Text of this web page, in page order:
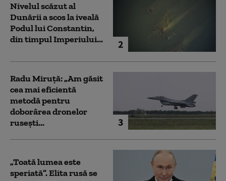
2
Nivelul scăzut al
Dunării a scos la iveală
Podul lui Constantin,
din timpul Imperiului...
3
Radu Miruță: „Am găsit
cea mai eficientă
metodă pentru
doborârea dronelor
rusești...
„Toată lumea este
speriată”. Elita rusă se